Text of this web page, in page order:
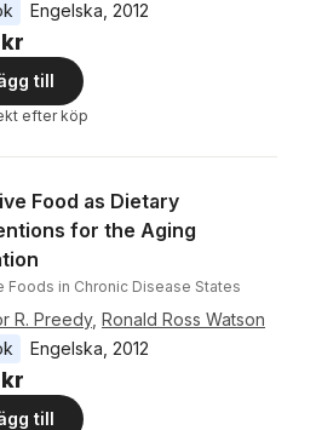
Engelska 2012
till
efter köp
Food as Dietary
for the Aging
Foods in Chronic Disease States
R. Preedy, Ronald Ross Watson
Engelska 2012
till